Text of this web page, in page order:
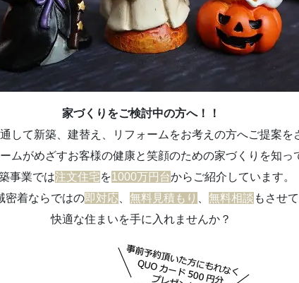
家づくりをご検討中の方へ！！
して新築、建替え、リフォームをお考えの方へご提案を
ムがめざすお客様の健康と笑顔のための家づくりを知っ
事業では注文住宅を1000万円台からご紹介しています。
密着ならではの即対応 無料見積もり 無料相談 もさせ
快適な住まいを手に入れませんか？